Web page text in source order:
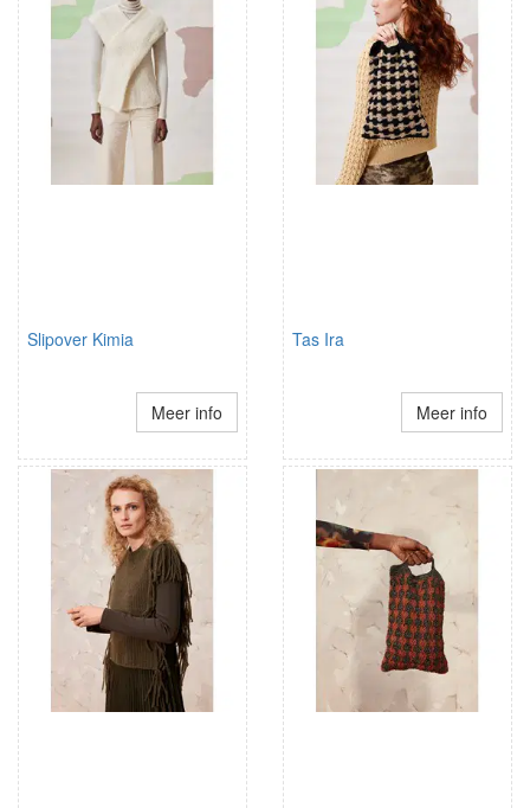
Slipover Kimia
Meer info
Tas Ira
Meer info